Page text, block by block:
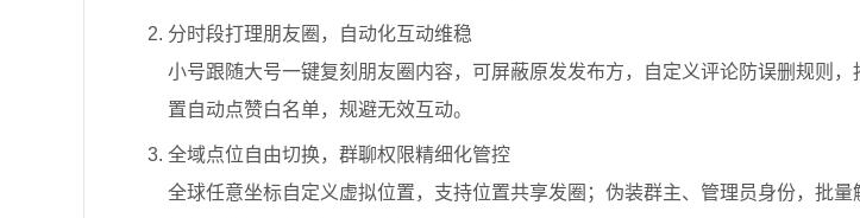
分时段打理朋友圈，自动化互动维稳
小号跟随大号一键复刻朋友圈内容，可屏蔽原发发布方，自定义评论防误删规则
置自动点赞白名单，规避无效互动。
全域点位自由切换，群聊权限精细化管控
全球任意坐标自定义虚拟位置，支持位置共享发圈；伪装群主、管理员身份，批量